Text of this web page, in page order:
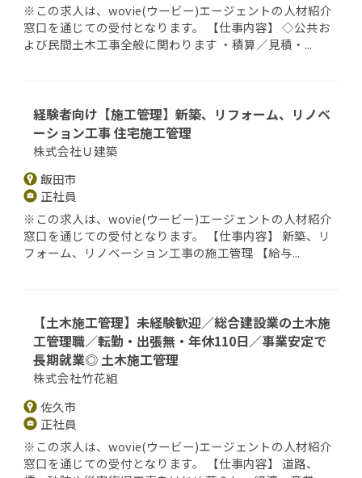
※この求人は、wovie(ウービー)エージェントの人材紹介
窓口を通じての受付となります。 【仕事内容】 ◇公共お
よび民間土木工事全般に関わります ・積算／見積・...
経験者向け【施工管理】新築、リフォーム、リノベ
ーション工事 住宅施工管理
株式会社Ｕ建築
飯田市
正社員
※この求人は、wovie(ウービー)エージェントの人材紹介
窓口を通じての受付となります。 【仕事内容】 新築、リ
フォーム、リノベーション工事の施工管理 【給与...
【土木施工管理】未経験歓迎／総合建設業の土木施
工管理職／転勤・出張無・年休110日／事業安定で
長期就業◎ 土木施工管理
株式会社竹花組
佐久市
正社員
※この求人は、wovie(ウービー)エージェントの人材紹介
窓口を通じての受付となります。 【仕事内容】 道路、